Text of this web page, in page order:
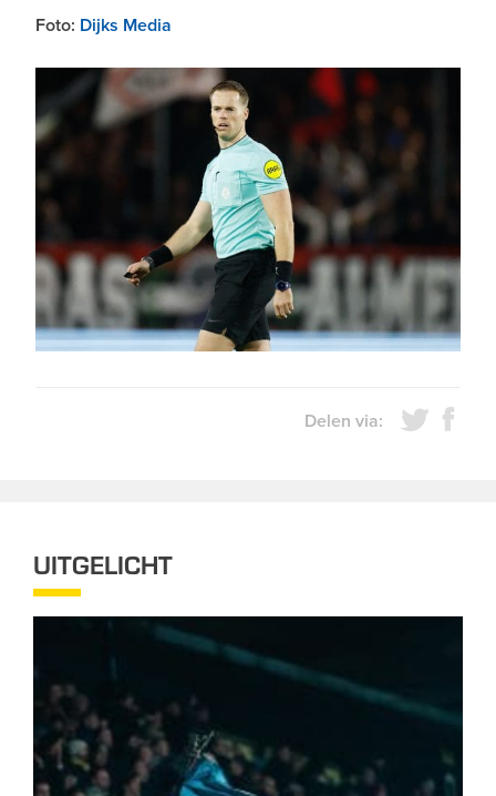
Foto: Dijks Media
Delen via:
UITGELICHT